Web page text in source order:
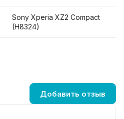
Sony Xperia XZ2 Compact
(H8324)
Добавить отзыв